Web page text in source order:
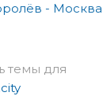
- Москва
темы для